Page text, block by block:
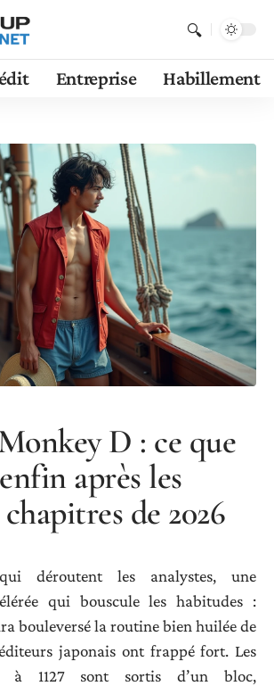
Entreprise Habillement
D : ce que
après les
de 2026
déroutent les analystes, une
qui bouscule les habitudes :
bouleversé la routine bien huilée de
japonais ont frappé fort. Les
à 1127 sont sortis d’un bloc,